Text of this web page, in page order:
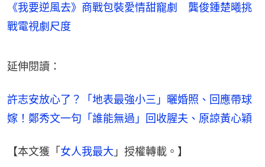
《我要逆風去》商戰包裝愛情甜寵劇 龔俊鍾楚曦挑
戰電視劇尺度
延伸閱讀：
許志安放心了？「地表最強小三」曬婚照、回應帶球
嫁！鄭秀文一句「誰能無過」回收腥夫、原諒黃心穎
【本文獲「女人我最大 」授權轉載。】